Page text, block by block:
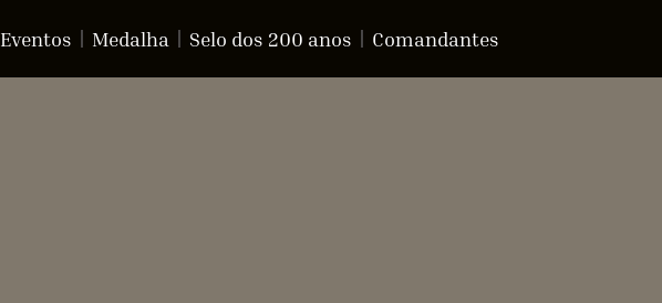
Eventos Medalha Selo dos 200 anos Comandantes